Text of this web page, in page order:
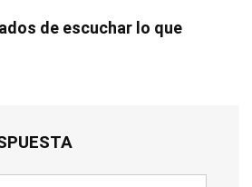
de escuchar lo que